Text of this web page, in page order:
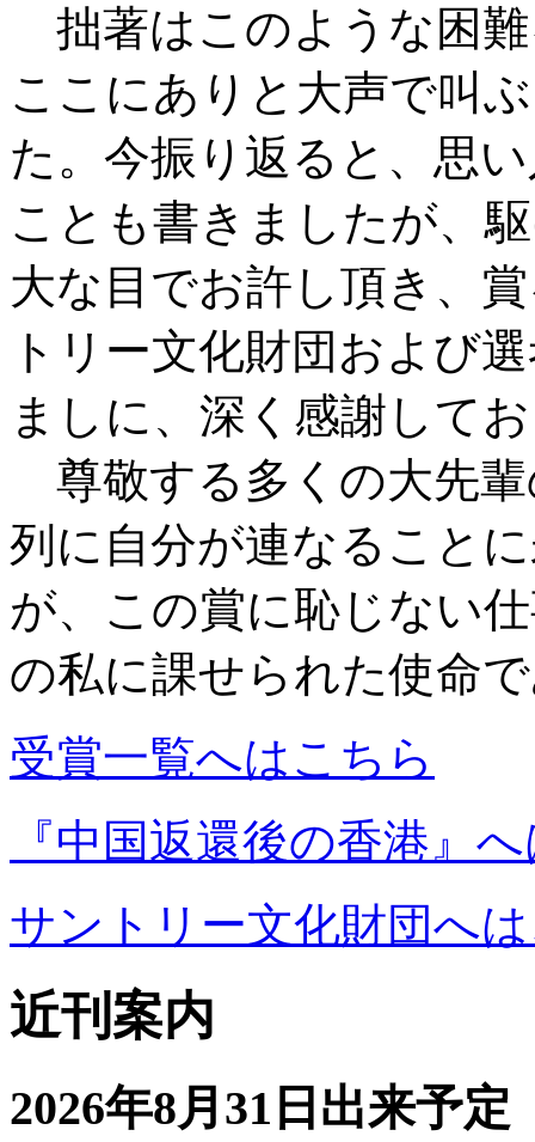
拙著はこのような困
ここにありと大声で叫
た。今振り返ると、思
ことも書きましたが、
大な目でお許し頂き、
トリー文化財団および
ましに、深く感謝して
尊敬する多くの大先
列に自分が連なること
が、この賞に恥じない
の私に課せられた使命
受賞一覧へはこちら
『中国返還後の香港』
サントリー文化財団へ
近刊案内
2026年8月31日出来予定